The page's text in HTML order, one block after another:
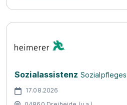
Sozialassistenz
17.08.2026